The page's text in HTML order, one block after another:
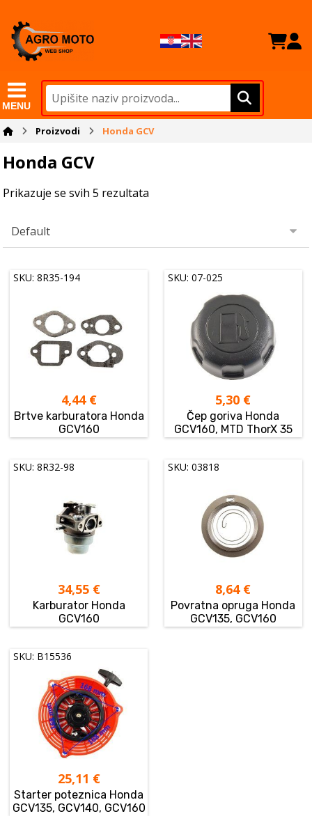
MENU
Proizvodi Honda GCV
Honda GCV
Prikazuje se svih 5 rezultata
SKU: 8R35-194
4,44 €
Brtve karburatora Honda
GCV160
SKU: 07-025
5,30 €
Čep goriva Honda
GCV160, MTD ThorX 35
SKU: 8R32-98
34,55 €
Karburator Honda
GCV160
SKU: 03818
8,64 €
Povratna opruga Honda
GCV135, GCV160
SKU: B15536
25,11 €
Starter poteznica Honda
GCV135, GCV140, GCV160